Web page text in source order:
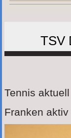
TSV
Tennis aktuell
Franken aktiv